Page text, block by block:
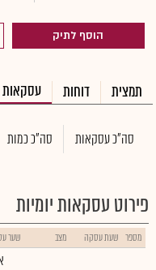
הוסף לתיק
תמצית דוחות עסקאות
סה"כ עסקאות סה"כ כמות
פירוט עסקאות יומיות
מספר שעת עסקה מצב שער